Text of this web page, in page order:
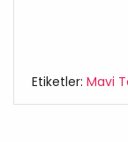
Etiketler: Mavi